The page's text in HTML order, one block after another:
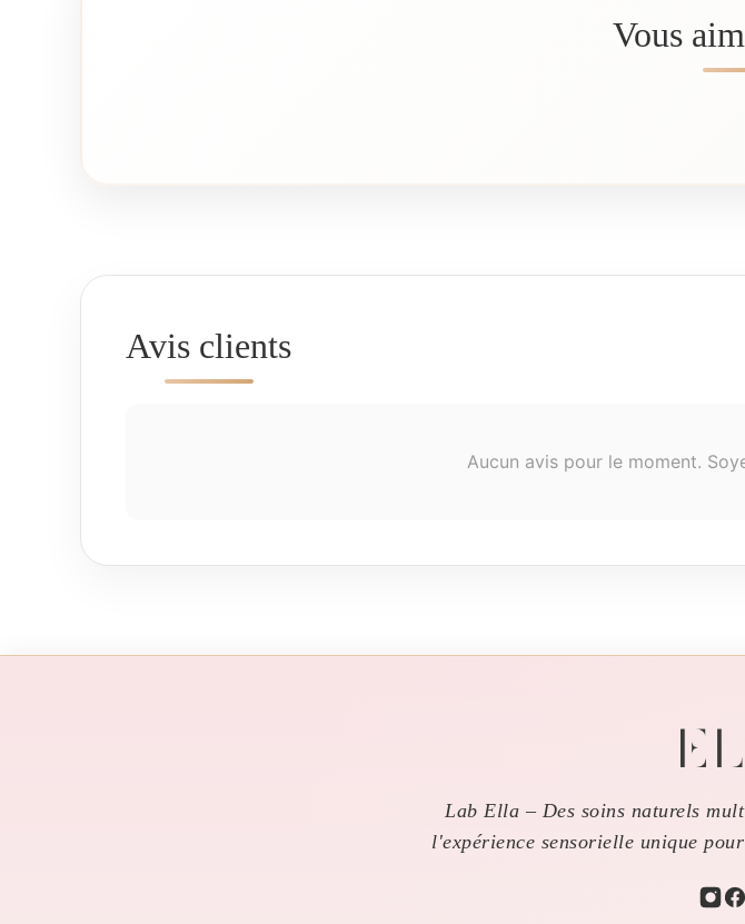
Vous
Avis clients
Aucun avis pour le moment.
Lab Ella – Des soins naturels
l'expérience sensorielle unique